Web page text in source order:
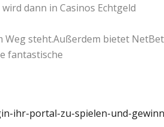
dann in Casinos Echtgeld
Weg steht.Außerdem bietet NetBet
fantastische
ihr-portal-zu-spielen-und-